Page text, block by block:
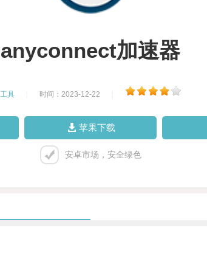
anyconnect加速器
工具 时间：2023-12-22
苹果下载
安卓市场，安全绿色